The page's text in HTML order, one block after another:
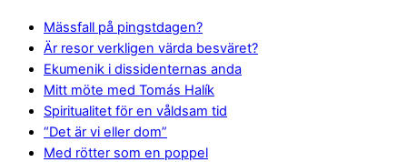
Mässfall på pingstdagen?
Är resor verkligen värda besväret?
Ekumenik i dissidenternas anda
Mitt möte med Tomás Halík
Spiritualitet för en våldsam tid
“Det är vi eller dom”
Med rötter som en poppel